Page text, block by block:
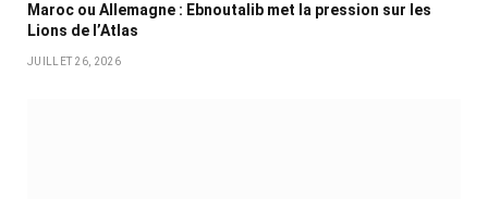
Maroc ou Allemagne : Ebnoutalib met la pression sur les
Lions de l’Atlas
JUILLET 26, 2026